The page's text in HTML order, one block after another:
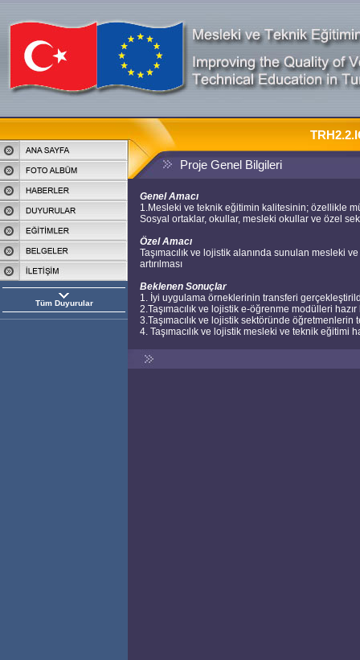
Tüm Duyurular
Proje Genel Bilgileri
Genel Amacı
1.Mesleki ve teknik eğitimin kalitesinin; özellikle
Sosyal ortaklar, okullar, mesleki okullar ve özel
Özel Amacı
Taşımacılık ve lojistik alanında sunulan
artırılması
Beklenen Sonuçlar
1. İyi uygulama örneklerinin transferi
2.Taşımacılık ve lojistik e-öğrenme modülleri
3.Taşımacılık ve lojistik sektöründe öğretmenlerin
4. Taşımacılık ve lojistik mesleki ve teknik eğitimi